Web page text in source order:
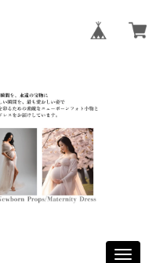
Toggle